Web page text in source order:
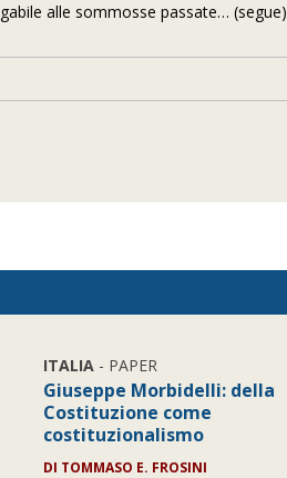
alle sommosse passate… (segue)
ITALIA - PAPER
Giuseppe Morbidelli: della
Costituzione come
costituzionalismo
DI TOMMASO E. FROSINI